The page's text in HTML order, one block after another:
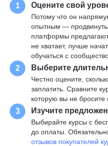
1 Оцените свой
Потому что он
опытным —
платформы предлагают
не хватает, лучше
обучаться с
2 Выберите
Честно оцените,
заплатить. Сравните
которую вы не бросите
3 Изучите
Выбирайте курсы с
до оплаты.
отзывов покупателей